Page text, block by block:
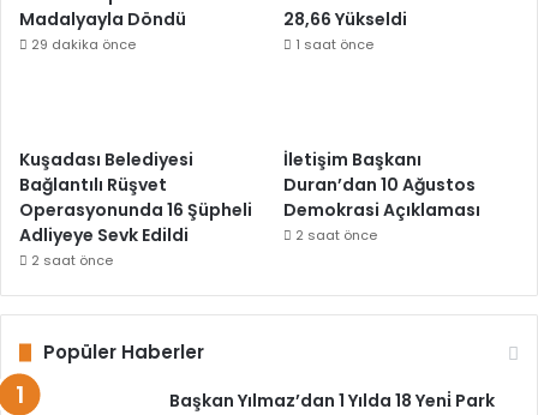
Madalyayla Döndü
29 dakika önce
28,66 Yükseldi
1 saat önce
Kuşadası Belediyesi
Bağlantılı Rüşvet
Operasyonunda 16 Şüpheli
Adliyeye Sevk Edildi
2 saat önce
İletişim Başkanı
Duran’dan 10 Ağustos
Demokrasi Açıklaması
2 saat önce
Popüler Haberler
Başkan Yılmaz’dan 1 Yılda 18 Yeni̇ Park